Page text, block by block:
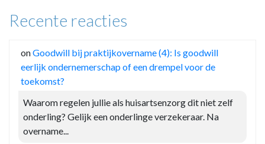
Recente reacties
onGoodwill bij praktijkovername (4): Is goodwill
eerlijk ondernemerschap of een drempel voor de
toekomst?
Waarom regelen jullie als huisartsenzorg dit niet zelf
onderling? Gelijk een onderlinge verzekeraar. Na
overname...